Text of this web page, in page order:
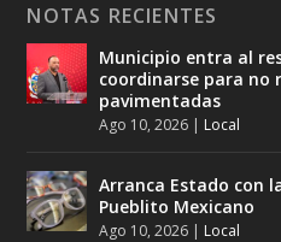
NOTAS RECIENTES
Municipio entra al
coordinarse para no
pavimentadas
Ago 10, 2026 | Local
Arranca Estado con
Pueblito Mexicano
Ago 10, 2026 | Local